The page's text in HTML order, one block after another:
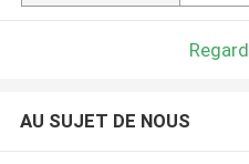
AU SUJET DE NOUS